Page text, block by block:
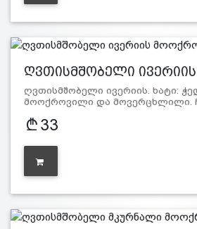
ღვთისმშობელი ივერიის
ღვთისმშობელი ივერიის. ხატი:
მოოქროვილი და მოვერცხლილი.
33